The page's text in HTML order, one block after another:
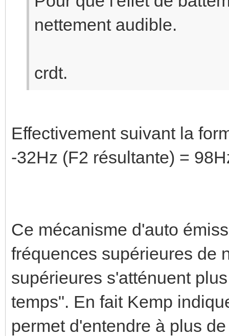
nettement audible.
crdt.
Effectivement suivant la
-32Hz (F2 résultante) =
Ce mécanisme d'auto
fréquences supérieures de
supérieures s'atténuent
temps". En fait Kemp
permet d'entendre à plus